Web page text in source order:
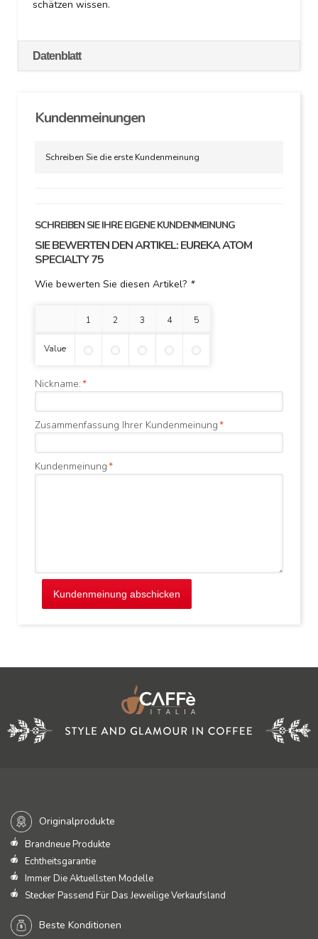
schätzen wissen.
Datenblatt
Kundenmeinungen
Schreiben Sie die erste Kundenmeinung
SCHREIBEN SIE IHRE EIGENE KUNDENMEINUNG
SIE BEWERTEN DEN ARTIKEL:EUREKA ATOM
SPECIALTY 75
Wie bewerten Sie diesen Artikel? *
1 Stern 2 Sterne3 Sterne4 Sterne5 Sterne
Value
*
Nickname:
*
Zusammenfassung Ihrer Kundenmeinung
*
Kundenmeinung
Kundenmeinung abschicken
Originalprodukte
Brandneue Produkte
Echtheitsgarantie
Immer Die Aktuellsten Modelle
Stecker Passend Für Das Jeweilige Verkaufsland
Beste Konditionen